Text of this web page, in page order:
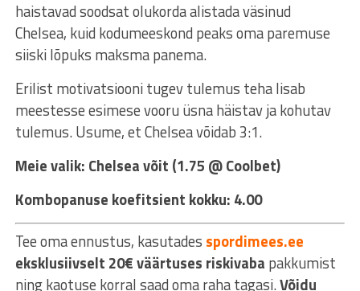
haistavad soodsat olukorda alistada väsinud
Chelsea, kuid kodumeeskond peaks oma paremuse
siiski lõpuks maksma panema.
Erilist motivatsiooni tugev tulemus teha lisab
meestesse esimese vooru üsna häistav ja kohutav
tulemus. Usume, et Chelsea võidab 3:1.
Meie valik: Chelsea võit (1.75 @ Coolbet)
Kombopanuse koefitsient kokku: 4.00
Tee oma ennustus, kasutades spordimees.ee
eksklusiivselt 20€ väärtuses riskivaba pakkumist
ning kaotuse korral saad oma raha tagasi.Võidu